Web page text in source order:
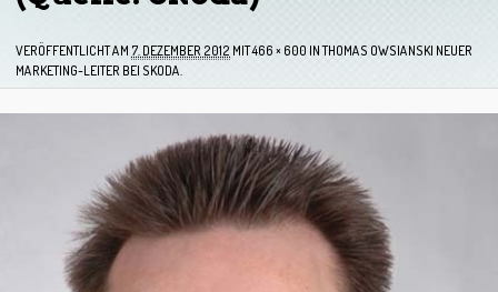
VERÖFFENTLICHT AM 7. DEZEMBER 2012 MIT466 × 600 INTHOMAS OWSIANSKI NEUER
MARKETING-LEITER BEI SKODA.